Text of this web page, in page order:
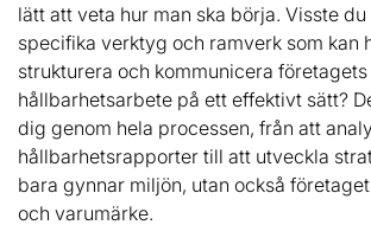
lätt att veta hur man ska börja. Visste
specifika verktyg och ramverk som kan
strukturera och kommunicera företagets
hållbarhetsarbete på ett effektivt sätt?
dig genom hela processen, från att
hållbarhetsrapporter till att utveckla
bara gynnar miljön, utan också
och varumärke.